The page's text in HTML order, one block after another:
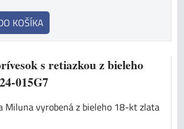
KOŠÍKA
s retiazkou z bieleho
015G7
Miluna vyrobená z bieleho 18-kt zlata